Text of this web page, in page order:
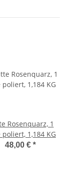
Rosenquarz, 1
poliert, 1,184 KG
48,00 € *